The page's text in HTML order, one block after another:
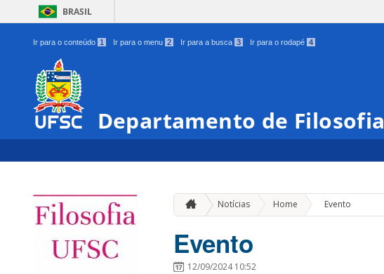
BRASIL
Ir para o conteúdo 1 Ir para o menu 2 Ir para a busca 3 Ir para o rodapé 4
Departamento de Filosofia
Notícias Home » Evento
Evento
12/09/2024 10:52